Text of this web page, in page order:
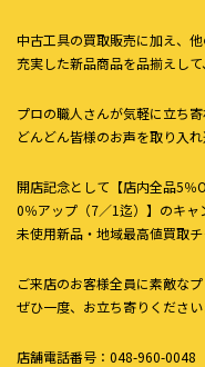
中古工具の買取販売に加え、
充実した新品商品を品揃えし
プロの職人さんが気軽に立ち
どんどん皆様のお声を取り入れ
開店記念として【店内全品5％
0％アップ（7／1迄）】のキャ
未使用新品・地域最高値買取チ
ご来店のお客様全員に素敵な
ぜひ一度、お立ち寄りください
店舗電話番号：048-960-0048